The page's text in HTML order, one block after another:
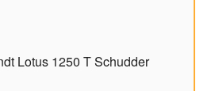
Lotus 1250 T Schudder